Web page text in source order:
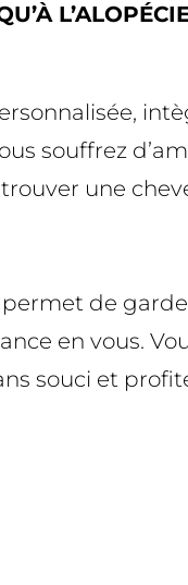
souffrez
une
de
en vous.
souci et